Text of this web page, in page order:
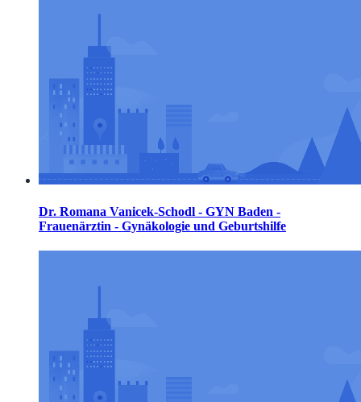
Dr. Romana Vanicek-Schodl - GYN Baden -
Frauenärztin - Gynäkologie und Geburtshilfe